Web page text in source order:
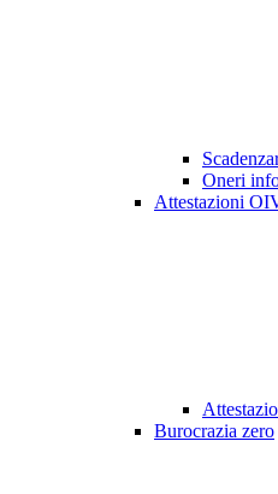
Oneri
Attestazioni
Burocrazia zero